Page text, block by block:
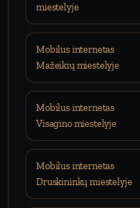
miestelyje
Mobilus internetas
Mažeikių miestelyje
Mobilus internetas
Visagino miestelyje
Mobilus internetas
Druskininkų miestelyje